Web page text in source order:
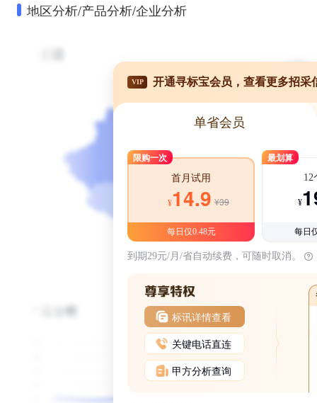
地区分析/产品分析/企业分析
VIP 开通寻标宝会员，查看更多招采
单省会员
限购一次
首月试用
¥14.9 ¥39
每日仅0.48元
最划算
12
¥
每日
到期29元/月/省自动续费，可随时取消。
标讯详情查看
关键电话直连
甲方分析查询